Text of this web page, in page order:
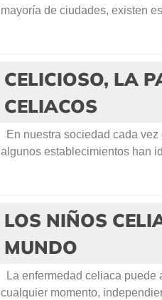
mayoría de ciudades, existen
CELICIOSO, LA
CELIACOS
En nuestra sociedad cada
algunos establecimientos han
LOS NIÑOS
MUNDO
La enfermedad celiaca puede
cualquier momento,